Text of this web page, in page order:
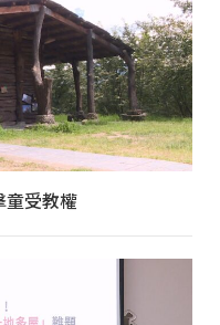
童受教權